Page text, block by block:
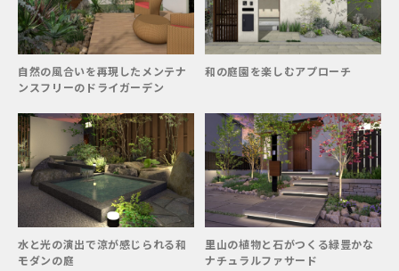
自然の風合いを再現したメンテナ
ンスフリーのドライガーデン
和の庭園を楽しむアプローチ
水と光の演出で涼が感じられる和
モダンの庭
里山の植物と石がつくる緑豊かな
ナチュラルファサード